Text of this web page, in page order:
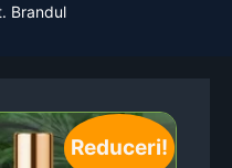
Brandul
Reduceri!